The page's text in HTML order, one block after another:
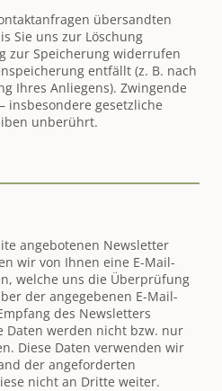
übersandten
Sie uns zur Löschung
zur Speicherung widerrufen
entfällt (z. B. nach
Ihres Anliegens). Zwingende
insbesondere gesetzliche
unberührt.
angebotenen Newsletter
wir von Ihnen eine E-Mail-
welche uns die Überprüfung
der angegebenen E-Mail-
des Newsletters
Daten werden nicht bzw. nur
Diese Daten verwenden wir
der angeforderten
nicht an Dritte weiter.